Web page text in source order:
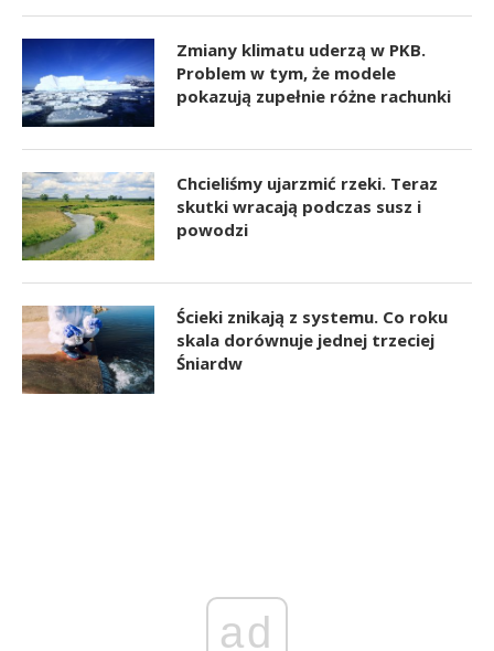
Zmiany klimatu uderzą w PKB.
Problem w tym, że modele
pokazują zupełnie różne rachunki
Chcieliśmy ujarzmić rzeki. Teraz
skutki wracają podczas susz i
powodzi
Ścieki znikają z systemu. Co roku
skala dorównuje jednej trzeciej
Śniardw
ad